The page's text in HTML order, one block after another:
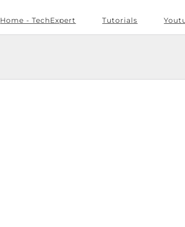
Home - TechExpert Tutorials